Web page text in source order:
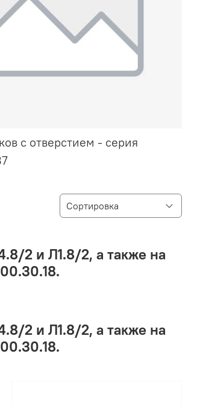
с отверстием - серия
2 и Л1.8/2, а также на
2 и Л1.8/2, а также на